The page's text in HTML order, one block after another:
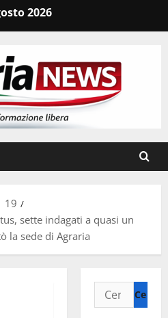
2026
19
sette indagati a quasi un
la sede di Agraria
Ricerca
per: